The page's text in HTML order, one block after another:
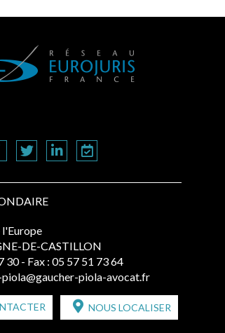
l'Europe
DE-CASTILLON
30 - Fax : 05 57 51 73 64
piola-avocat.fr
NOUS LOCALISER